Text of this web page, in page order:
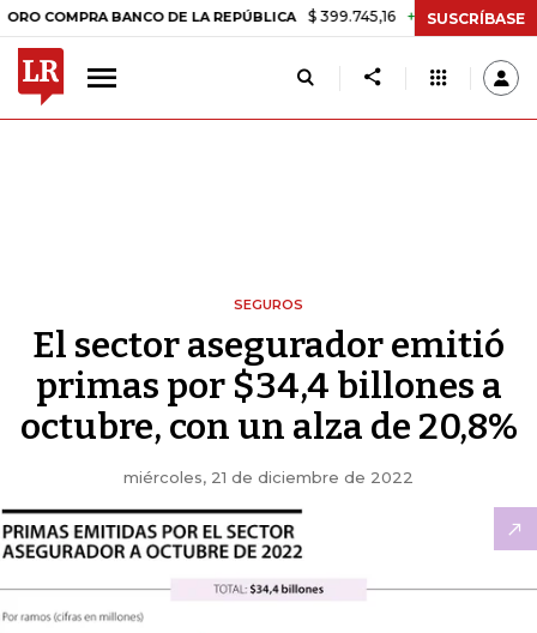
BANCO DE LA REPÚBLICA $ 399.745,16 +$ 2.295,71 +0,58%
SUSCRÍBASE
SEGUROS
El sector asegurador emitió
primas por $34,4 billones a
octubre, con un alza de 20,8%
miércoles, 21 de diciembre de 2022